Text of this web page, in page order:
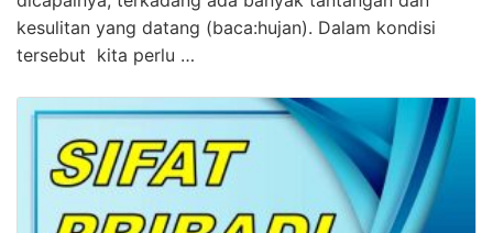
kesulitan yang datang (baca:hujan). Dalam kondisi
tersebut kita perlu …